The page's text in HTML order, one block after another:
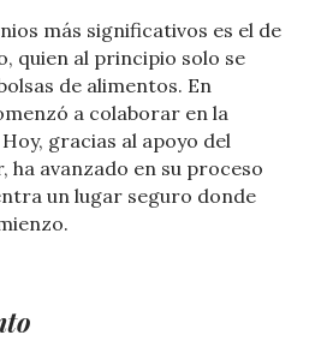
más significativos es el de
quien al principio solo se
de alimentos. En
a colaborar en la
gracias al apoyo del
ha avanzado en su proceso
un lugar seguro donde